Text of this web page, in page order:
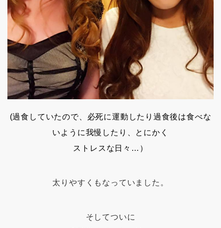
(過食していたので、必死に運動したり過食後は食べな
いように我慢したり、とにかく
ストレスな日々…）
太りやすくもなっていました。
そしてついに